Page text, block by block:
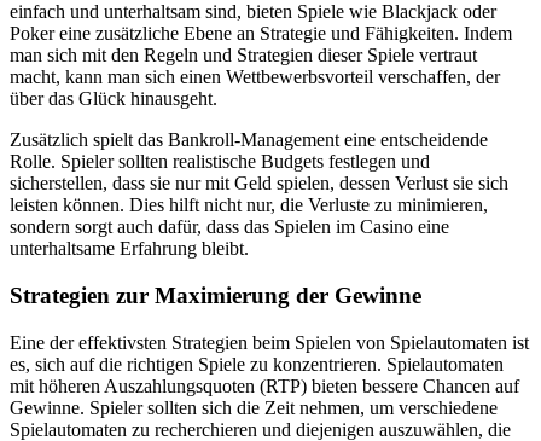
einfach und unterhaltsam sind, bieten Spiele wie Blackjack oder
Poker eine zusätzliche Ebene an Strategie und Fähigkeiten. Indem
man sich mit den Regeln und Strategien dieser Spiele vertraut
macht, kann man sich einen Wettbewerbsvorteil verschaffen, der
über das Glück hinausgeht.
Zusätzlich spielt das Bankroll-Management eine entscheidende
Rolle. Spieler sollten realistische Budgets festlegen und
sicherstellen, dass sie nur mit Geld spielen, dessen Verlust sie sich
leisten können. Dies hilft nicht nur, die Verluste zu minimieren,
sondern sorgt auch dafür, dass das Spielen im Casino eine
unterhaltsame Erfahrung bleibt.
Strategien zur Maximierung der Gewinne
Eine der effektivsten Strategien beim Spielen von Spielautomaten ist
es, sich auf die richtigen Spiele zu konzentrieren. Spielautomaten
mit höheren Auszahlungsquoten (RTP) bieten bessere Chancen auf
Gewinne. Spieler sollten sich die Zeit nehmen, um verschiedene
Spielautomaten zu recherchieren und diejenigen auszuwählen, die